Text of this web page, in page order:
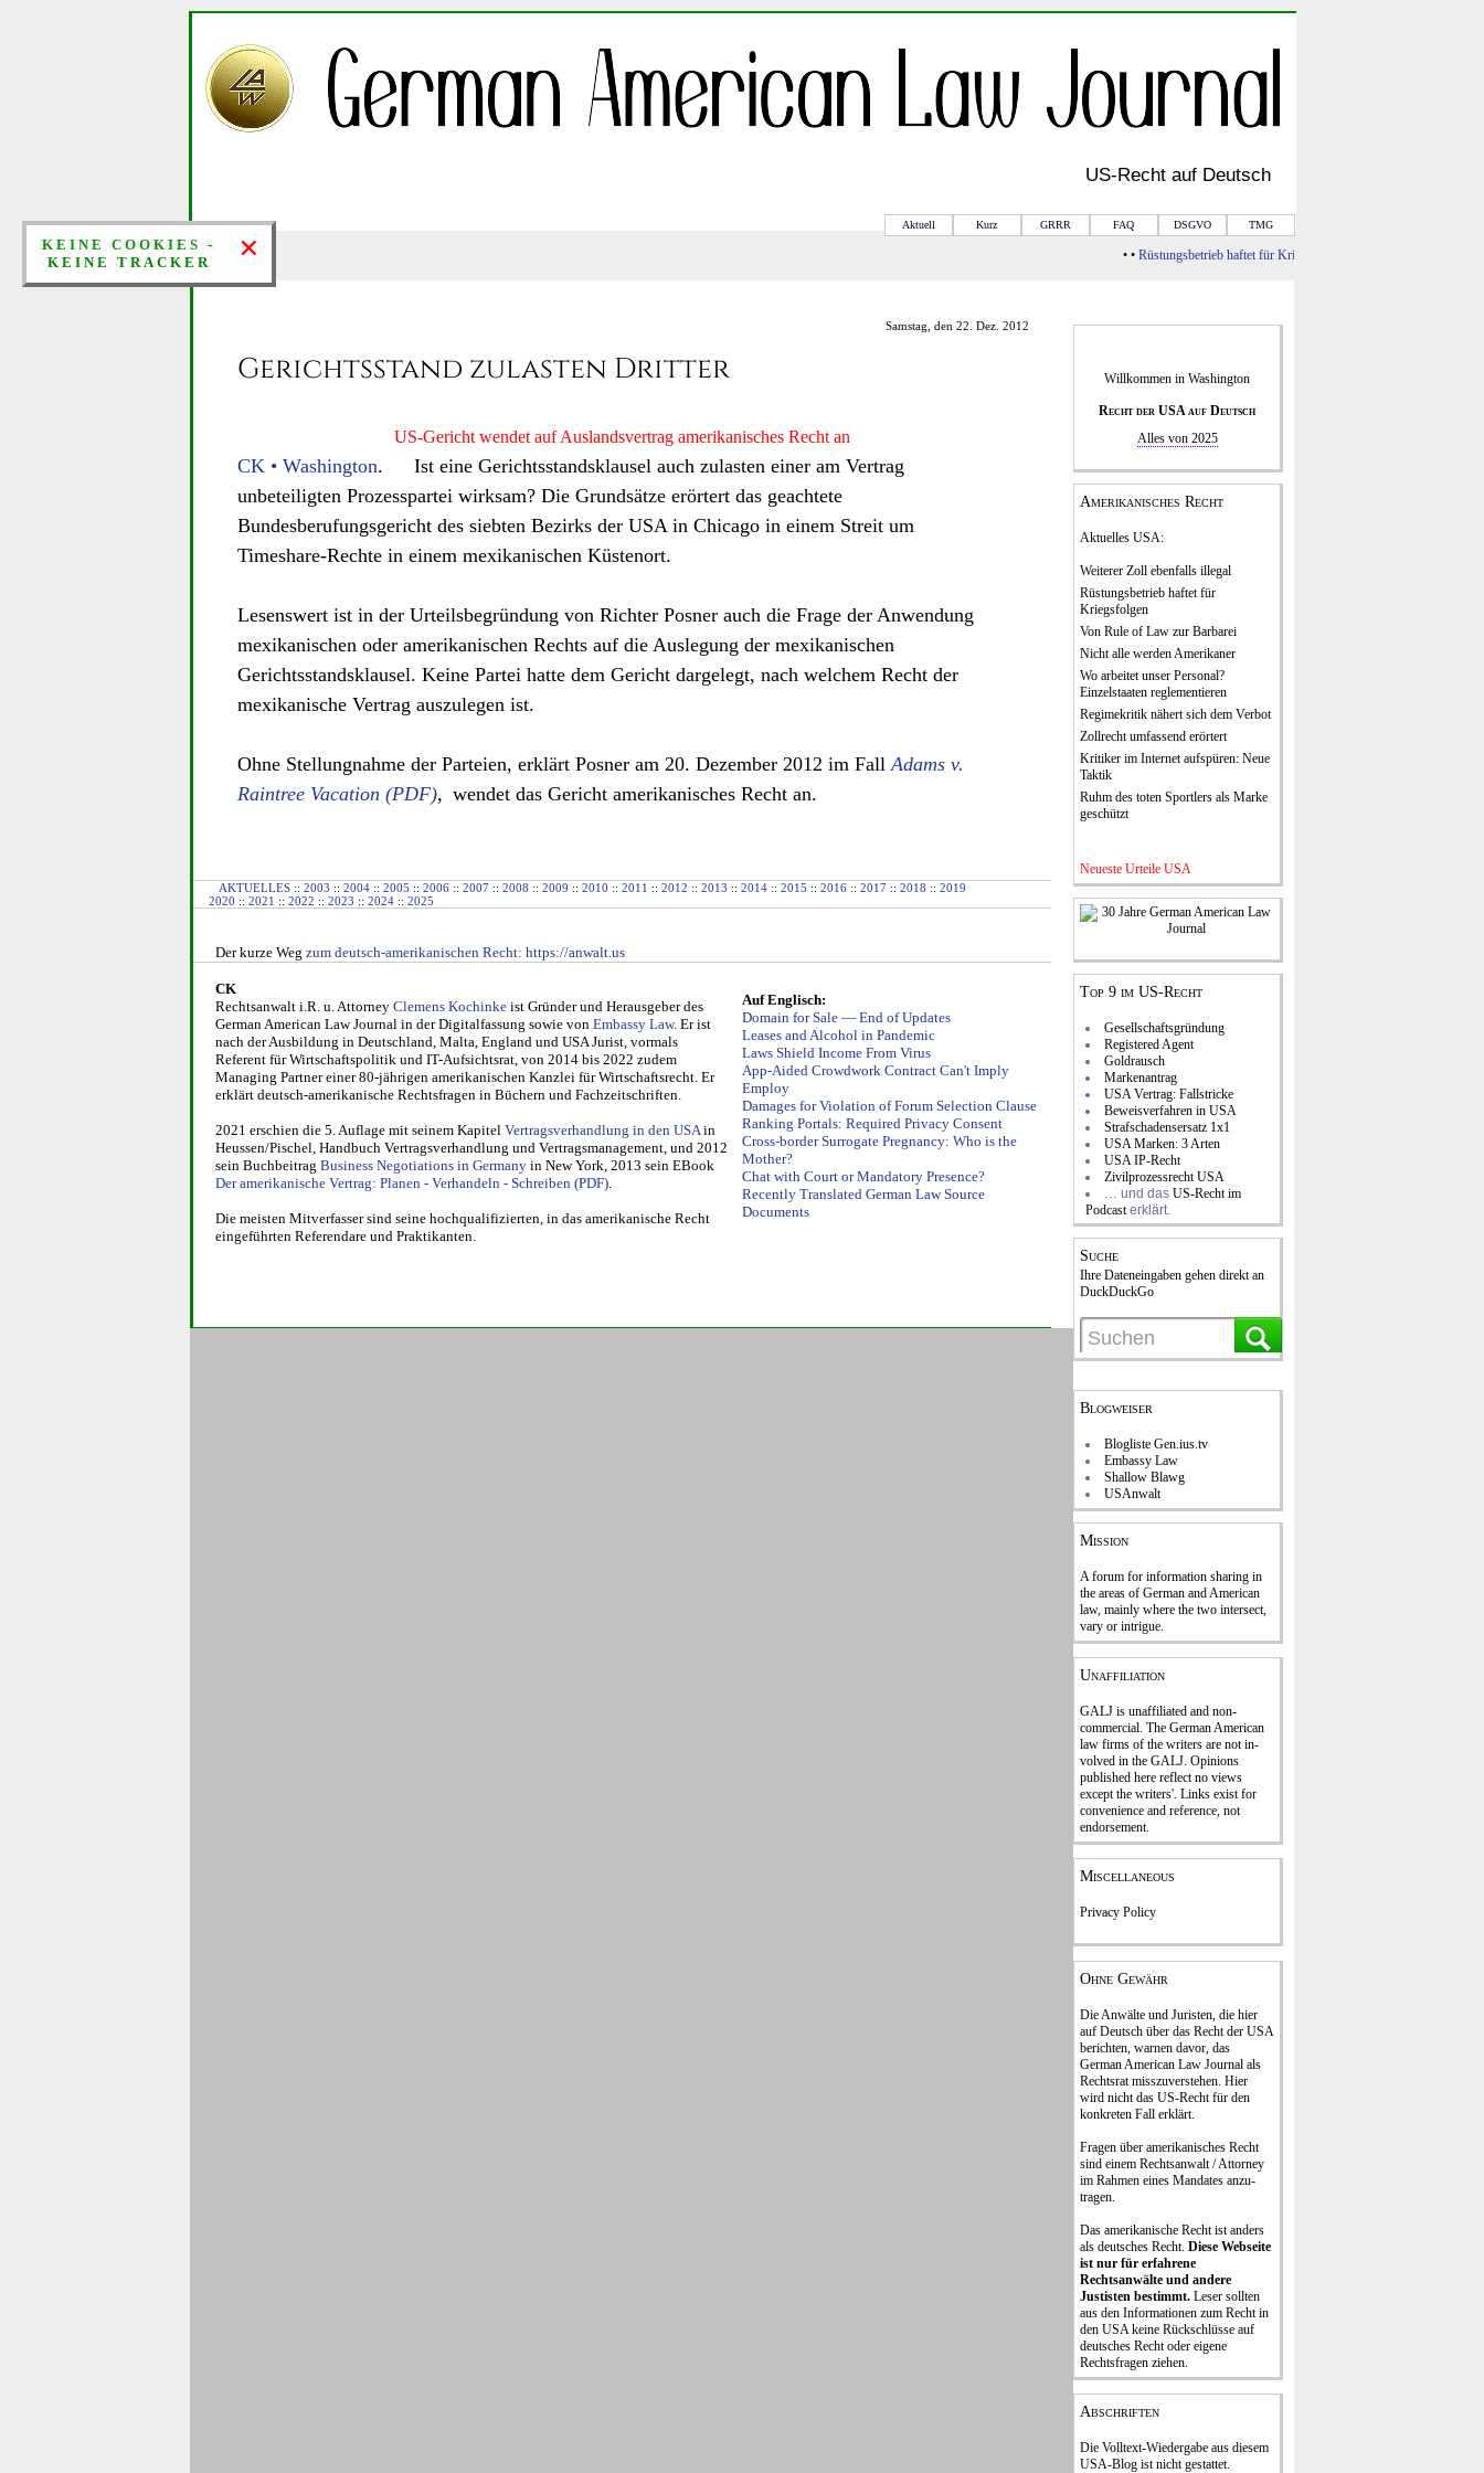
×
KEINE COOKIES &
KEINE TRACKER
US-Rechtauf Deutsch
Aktuell Kurz GRRR FAQ DSGVO TMG
Rüstungsbetrieb haftet für Kriegsfolgen
Samstag, den 22. Dez. 2012
Gerichtsstand zulasten Dritter
US-Gericht wendet auf Auslandsvertrag amerikanisches Recht an
CK • Washington. Ist eine Gerichtsstandsklausel auch zulasten einer am Vertrag
unbeteiligten Prozesspartei wirksam? Die Grundsätze erörtert das geachtete
Bundesberufungsgericht des siebten Bezirks der USA in Chicago in einem Streit um
Timeshare-Rechte in einem mexikanischen Küstenort.
Lesenswert ist in der Urteilsbegründung von Richter Posner auch die Frage der Anwendung
mexikanischen oder amerikanischen Rechts auf die Auslegung der mexikanischen
Gerichtsstandsklausel. Keine Partei hatte dem Gericht dargelegt, nach welchem Recht der
mexikanische Vertrag auszulegen ist.
Ohne Stellungnahme der Parteien, erklärt Posner am 20. Dezember 2012 im FallAdams v.
Raintree Vacation
, wendet das Gericht amerikanisches Recht an.
AKTUELLES :: 2003 :: 2004 :: 2005 :: 2006 :: 2007 :: 2008 :: 2009 :: 2010 :: 2011 :: 2012 :: 2013 :: 2014 :: 2015 :: 2016 :: 2017 :: 2018 :: 2019
2020 :: 2021 :: 2022 :: 2023 :: 2024 :: 2025
Der kurze Weg zum deutsch-amerikanischen Recht: https://anwalt.us
AufEnglisch:
Domain for Sale — End of Updates
Leases and Alcohol in Pandemic
Laws Shield Income From Virus
App-Aided Crowdwork Contract Can't Imply
Employ
Damages for Violation of Forum Selection Clause
Ranking Portals: Required Privacy Consent
Cross-border Surrogate Pregnancy: Who is the
Mother?
Chat with Court or Mandatory Presence?
Recently Translated German Law Source
Documents
CK
Rechtsanwalt i.R. u. Attorney Clemens Kochinke ist Gründer und Her­aus­ge­ber des
German Ame­ri­can Law Journal in der Digitalfassung so­wie von Embassy Law. Er ist
nach der Ausbildung in Deutschland, Mal­ta, Eng­land und USA Jurist, vormals
Referent für Wirt­schafts­politik und IT-Auf­sichtsrat, von 2014 bis 2022 zudem
Managing Part­ner einer 80-jäh­ri­gen ame­ri­ka­nischen Kanzlei für Wirtschaftsrecht. Er
erklärt deutsch-ame­ri­ka­ni­sche Rechts­fra­gen in Büchern und Fachzeitschriften.
2021 erschien die 5. Auflage mit seinem Kapitel Vertragsverhandlung in den USAin
Heus­sen/Pischel, Handbuch Vertragsverhandlung und Ver­trags­ma­na­ge­ment, und 2012
sein Buchbeitrag Business Nego­ti­ati­ons in Ger­ma­ny in New York, 2013 sein EBook
Der ame­ri­ka­ni­sche Vertrag: Planen - Ver­han­deln - Schreiben
.
Die meisten Mitverfasser sind seine hochqualifizierten, in das amerikanische Recht
eingeführten Referendare und Praktikanten.
Willkommen in Washington
Recht der USA auf Deutsch
Alles von 2025
Amerikanisches Recht
Aktuelles USA:
Weiterer Zoll ebenfalls illegal
Rüstungsbetrieb haftet für
Kriegsfolgen
Von Rule of Law zur Barbarei
Nicht alle werden Amerikaner
Wo arbeitet unser Personal?
Einzelstaaten reglementieren
Regimekritik nähert sich dem Verbot
Zollrecht umfassend erörtert
Kritiker im Internet aufspüren: Neue
Taktik
Ruhm des toten Sportlers als Marke
geschützt
Neueste Urteile USA
Top 9 im US-Recht
Gesellschaftsgründung
Registered Agent
Goldrausch
Markenantrag
USA Vertrag: Fallstricke
Beweisverfahren in USA
Strafschadensersatz 1x1
USA Marken: 3 Arten
USA IP-Recht
Zivilprozessrecht USA
… und dasUS-Recht im
Podcast erklärt.
Suche
Ihre Dateneingaben gehen direkt an
DuckDuckGo
Blogweiser
Blogliste Gen.ius.tv
Embassy Law
Shallow Blawg
USAnwalt
Mission
A forum for information sharing in
the areas of German and American
law, mainly where the two intersect,
vary or intrigue.
Unaffiliation
GALJ is unaffiliated and non-
commercial. The Ger­man American
law firms of the writers are not in­
volved in the GALJ. Opi­nions
published here reflect no views
except the writers'. Links exist for
con­venience and refe­rence, not
endorse­ment.
Miscellaneous
Privacy Policy
Ohne Gewähr
Die Anwälte und Juristen, die hier
auf Deutsch über das Recht der USA
be­rich­ten, war­nen davor, das
German Ame­rican Law Journal als
Rechts­rat miss­zu­verstehen. Hier
wird nicht das US-Recht für den
konkreten Fall er­klärt.
Fragen über amerika­ni­sches Recht
sind einem Rechts­an­walt / Attorney
im Rahmen eines Mandates an­zu­
tragen.
Das amerikanische Recht ist anders
als deutsches Recht. Diese Webseite
ist nur für erfahrene
Rechtsanwälte und andere
Justisten be­stimmt. Leser sollten
aus den In­formationen zum Recht in
den USA keine Rückschlüsse auf
deutsches Recht oder eigene
Rechtsfragen ziehen.
Abschriften
Die Volltext-Wiedergabe aus diesem
USA-Blog ist nicht gestattet.
×
KEINE COOKIES -
KEINE TRACKER